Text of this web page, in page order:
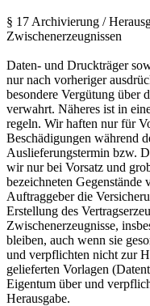
§ 17 Archivierung /
Zwischenerzeugnissen
Daten- und Druckträger
nur nach vorheriger
besondere Vergütung über
verwahrt. Näheres ist in
regeln. Wir haften nur für
Beschädigungen während
Auslieferungstermin bzw.
wir nur bei Vorsatz und
bezeichneten Gegenstände
Auftraggeber die
Erstellung des
Zwischenerzeugnisse,
bleiben, auch wenn sie
und verpflichten nicht zur
gelieferten Vorlagen
Eigentum über und
Herausgabe.